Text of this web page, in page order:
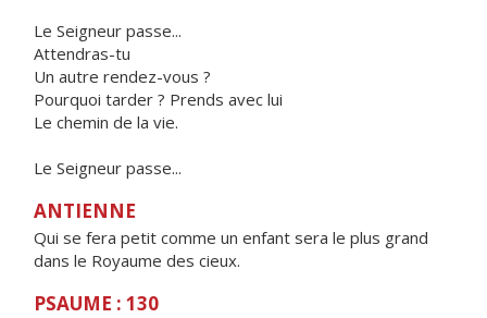
Le Seigneur passe...
Attendras-tu
Un autre rendez-vous ?
Pourquoi tarder ? Prends avec lui
Le chemin de la vie.
Le Seigneur passe...
ANTIENNE
Qui se fera petit comme un enfant sera le plus grand
dans le Royaume des cieux.
PSAUME : 130